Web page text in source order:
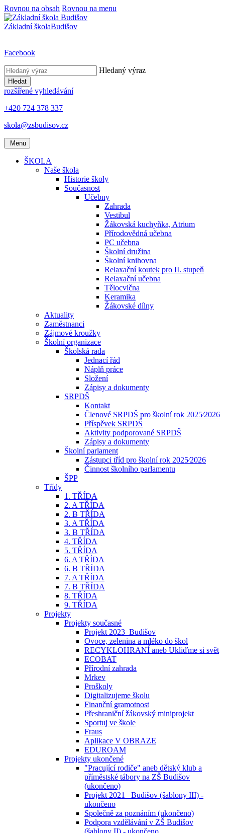
Rovnou na obsah Rovnou na menu
Základní školaBudišov
Facebook
Hledaný výraz
Hledat
rozšířené vyhledávání
+420 724 378 337
skola@zsbudisov.cz
Menu
ŠKOLA
Naše škola
Historie školy
Současnost
Učebny
Zahrada
Vestibul
Žákovská kuchyňka, Atrium
Přírodovědná učebna
PC učebna
Školní družina
Školní knihovna
Relaxační koutek pro II. stupeň
Relaxační učebna
Tělocvična
Keramika
Žákovské dílny
Aktuality
Zaměstnanci
Zájmové kroužky
Školní organizace
Školská rada
Jednací řád
Náplň práce
Složení
Zápisy a dokumenty
SRPDŠ
Kontakt
Členové SRPDŠ pro školní rok 2025⁄2026
Příspěvek SRPDŠ
Aktivity podporované SRPDŠ
Zápisy a dokumenty
Školní parlament
Zástupci tříd pro školní rok 2025⁄2026
Činnost školního parlamentu
ŠPP
Třídy
1. TŘÍDA
2. A TŘÍDA
2. B TŘÍDA
3. A TŘÍDA
3. B TŘÍDA
4. TŘÍDA
5. TŘÍDA
6. A TŘÍDA
6. B TŘÍDA
7. A TŘÍDA
7. B TŘÍDA
8. TŘÍDA
9. TŘÍDA
Projekty
Projekty současné
Projekt 2023_Budišov
Ovoce, zelenina a mléko do škol
RECYKLOHRANÍ aneb Ukliďme si svět
ECOBAT
Přírodní zahrada
Mrkev
Proškoly
Digitalizujeme školu
Finanční gramotnost
Přeshraniční žákovský miniprojekt
Sportuj ve škole
Fraus
Aplikace V OBRAZE
EDUROAM
Projekty ukončené
"Pracující rodiče" aneb dětský klub a
příměstské tábory na ZŠ Budišov
(ukončeno)
Projekt 2021_ Budišov (šablony III) -
ukončeno
Společně za poznáním (ukončeno)
Podpora vzdělávání v ZŠ Budišov
(šablony II) - ukončeno